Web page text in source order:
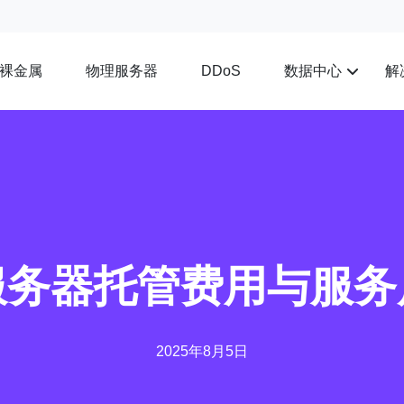
金属 物理服务器 DDoS 数据中心 解
器托管费用与服
2025年8月5日